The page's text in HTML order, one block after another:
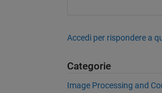
Accedi per rispondere a
Categorie
Image Processing and